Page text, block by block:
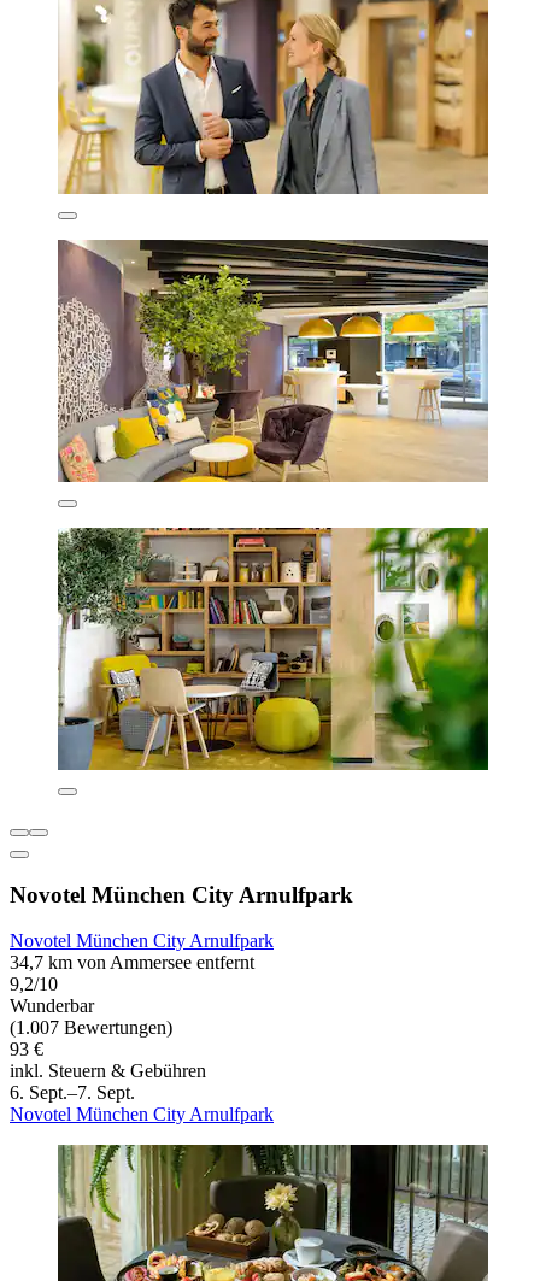
Novotel München City Arnulfpark
Novotel München City Arnulfpark
34,7 km von Ammersee entfernt
9,2/10
Wunderbar
(1.007 Bewertungen)
93 €
inkl. Steuern & Gebühren
6. Sept.–7. Sept.
Novotel München City Arnulfpark